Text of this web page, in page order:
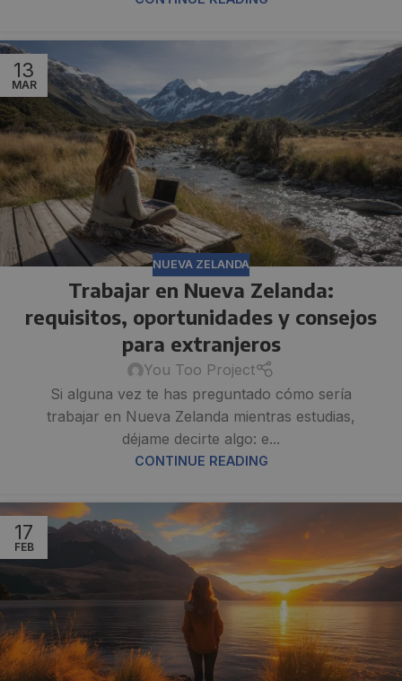
13
MAR
NUEVA ZELANDA
Trabajar en Nueva Zelanda:
requisitos, oportunidades y consejos
para extranjeros
You Too Project
Si alguna vez te has preguntado cómo sería
trabajar en Nueva Zelanda mientras estudias,
déjame decirte algo: e...
CONTINUE READING
17
FEB